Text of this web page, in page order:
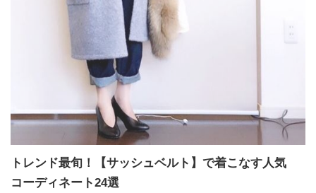
トレンド最旬！【サッシュベルト】で着こなす人気
コーディネート24選